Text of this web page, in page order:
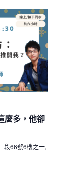
麼多，他卻
段66號6樓之一,